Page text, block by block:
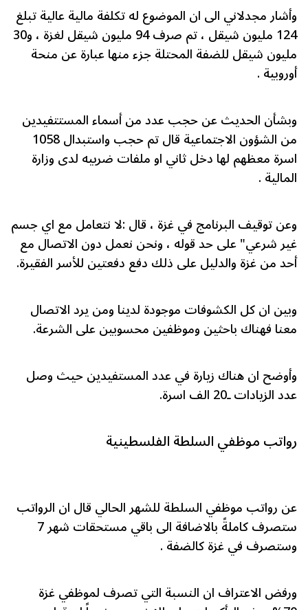
وأشار مجدلاني الى ان الموضوع له تكلفة مالية عالية تبلغ
124 مليون شيقل ، تم صرف 94 مليون شيقل لغزة ، و30
مليون شيقل للضفة المحتلة جزء منها عبارة عن منحة
أوروبية .
وبشأن الحديث عن حجب عدد من أسماء المستتفيدين
من الشؤون الاجتماعية قال تم حجب واستبدال 1058
اسرة معظهم لها دخل ثاني او ملفات ضربيه لدى وزارة
المالية .
وعن توقيف البرنامج في غزة ، قال :لا نتعامل مع اي جسم
غير شرعي" على حد قوله ، ونحن نعمل دون الاتصال مع
أحد من غزة والدليل على ذلك دفع دفعتين للأسر الفقيرة.
وبين ان كل الكشوفات موجودة لدينا ومن يرد الاتصال
معنا فهناك باحثين وموظفين محسوبين على الشرعة.
وأوضح ان هناك زيارة في عدد المستفيدين حيث وصل
عدد الزيادات ـ20 الف اسرة.
رواتب موظفي السلطة الفلسطينية
عن رواتب موظفي السلطة للشهر الحالي قال ان الرواتب
ستصرف كاملةً بالاضافة الى باقي مستحقات شهر 7
وستصرف في غزة كالضفة .
ورفض الاعتراف ان النسبة التي تصرف لموظفي غزة